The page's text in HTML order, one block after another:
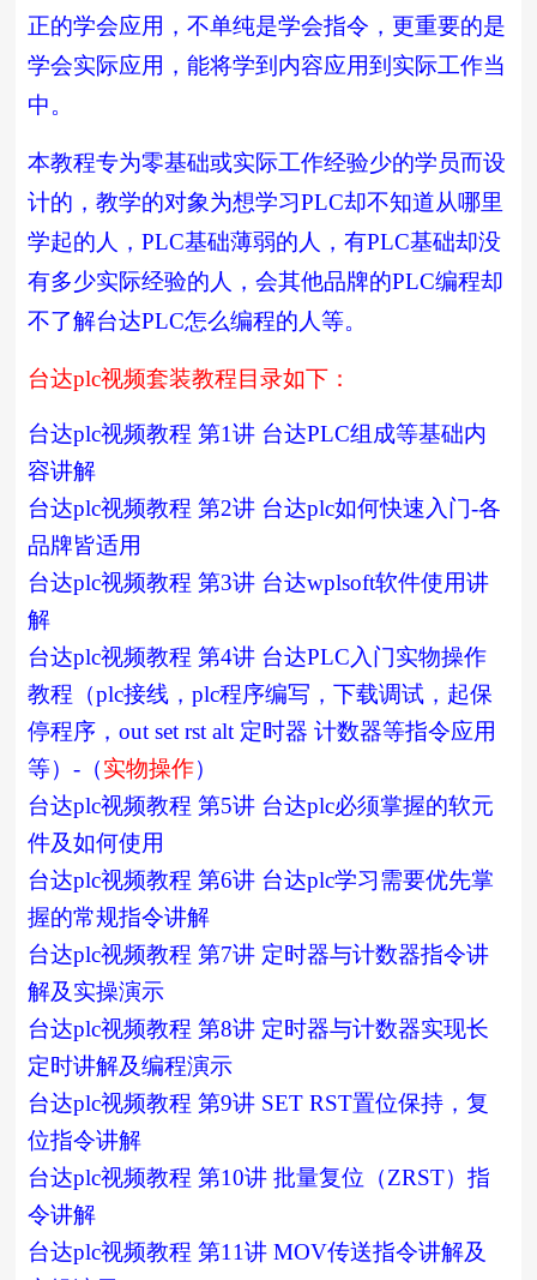
正的学会应用，不单纯是学会指令，更重要的是
学会实际应用，能将学到内容应用到实际工作当
中。
本教程专为零基础或实际工作经验少的学员而设
计的，教学的对象为想学习PLC却不知道从哪里
学起的人，PLC基础薄弱的人，有PLC基础却没
有多少实际经验的人，会其他品牌的PLC编程却
不了解台达PLC怎么编程的人等。
台达plc视频套装教程目录如下：
台达plc视频教程 第1讲 台达PLC组成等基础内
容讲解
台达plc视频教程 第2讲 台达plc如何快速入门-各
品牌皆适用
台达plc视频教程 第3讲 台达wplsoft软件使用讲
解
台达plc视频教程 第4讲 台达PLC入门实物操作
教程（plc接线，plc程序编写，下载调试，起保
停程序，out set rst alt 定时器 计数器等指令应用
等）-（实物操作）
台达plc视频教程 第5讲 台达plc必须掌握的软元
件及如何使用
台达plc视频教程 第6讲 台达plc学习需要优先掌
握的常规指令讲解
台达plc视频教程 第7讲 定时器与计数器指令讲
解及实操演示
台达plc视频教程 第8讲 定时器与计数器实现长
定时讲解及编程演示
台达plc视频教程 第9讲 SET RST置位保持，复
位指令讲解
台达plc视频教程 第10讲 批量复位（ZRST）指
令讲解
台达plc视频教程 第11讲 MOV传送指令讲解及